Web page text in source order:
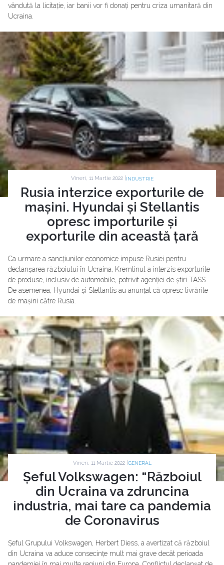
vândută la licitație, iar banii vor fi donați pentru criza umanitară din
Ucraina.
Vineri, 11 Martie 2022 | INDUSTRIE
Rusia interzice exporturile de
mașini. Hyundai și Stellantis
opresc importurile și
exporturile din această țară
Ca urmare a sancțiunilor economice impuse Rusiei pentru
declanșarea războiului în Ucraina, Kremlinul a interzis exporturile
de produse, inclusiv de automobile, potrivit agenției de știri TASS.
De asemenea, Hyundai și Stellantis au anunțat că opresc livrările
de mașini către Rusia.
Vineri, 11 Martie 2022 | GENERAL
Șeful Volkswagen: “Războiul
din Ucraina va zdruncina
industria, mai tare ca pandemia
de Coronavirus
Șeful Grupului Volkswagen, Herbert Diess, a avertizat că războiul
din Ucraina va aduce consecințe mult mai grave decât perioada